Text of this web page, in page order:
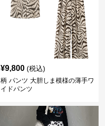
¥9,800 (税込)
柄 パンツ 大胆しま模様の薄手ワ
イドパンツ